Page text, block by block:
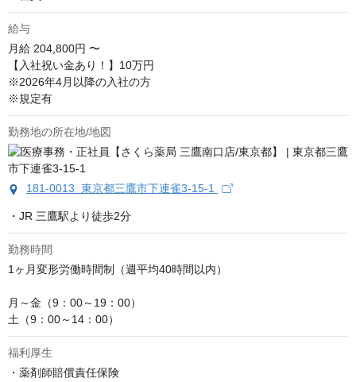
給与
月給 204,800円 〜
【入社祝い金あり！】10万円
※2026年4月以降の入社の方
※規定有
勤務地の所在地/地図
181-0013 東京都三鷹市下連雀3-15-1
・JR 三鷹駅より徒歩2分
勤務時間
1ヶ月変形労働時間制（週平均40時間以内）
月～金（9：00～19：00）
土（9：00～14：00）
福利厚生
・薬剤師賠償責任保険